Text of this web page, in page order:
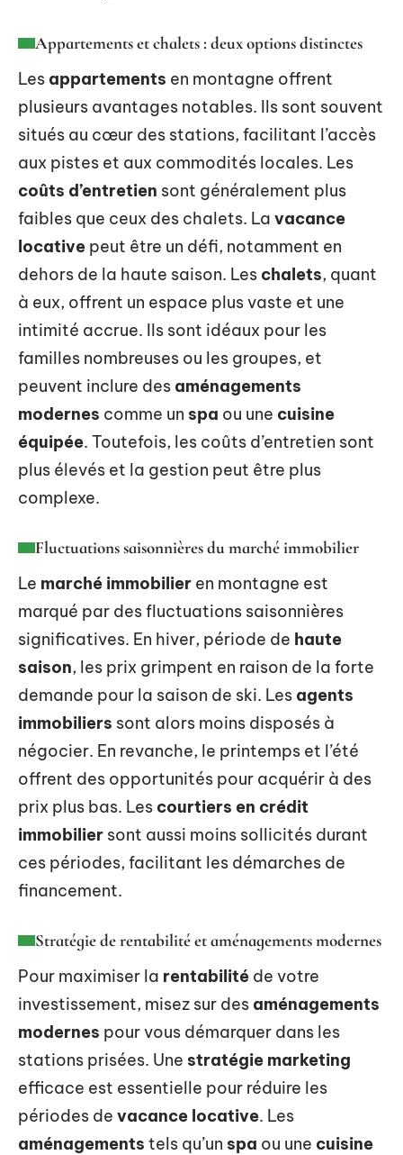
Appartements et chalets : deux options distinctes
Les appartements en montagne offrent
plusieurs avantages notables. Ils sont souvent
situés au cœur des stations, facilitant l’accès
aux pistes et aux commodités locales. Les
coûts d’entretien sont généralement plus
faibles que ceux des chalets. La vacance
locative peut être un défi, notamment en
dehors de la haute saison. Les chalets, quant
à eux, offrent un espace plus vaste et une
intimité accrue. Ils sont idéaux pour les
familles nombreuses ou les groupes, et
peuvent inclure des aménagements
modernes comme un spa ou une cuisine
équipée. Toutefois, les coûts d’entretien sont
plus élevés et la gestion peut être plus
complexe.
Fluctuations saisonnières du marché immobilier
Le marché immobilier en montagne est
marqué par des fluctuations saisonnières
significatives. En hiver, période de haute
saison, les prix grimpent en raison de la forte
demande pour la saison de ski. Les agents
immobiliers sont alors moins disposés à
négocier. En revanche, le printemps et l’été
offrent des opportunités pour acquérir à des
prix plus bas. Les courtiers en crédit
immobilier sont aussi moins sollicités durant
ces périodes, facilitant les démarches de
financement.
Stratégie de rentabilité et aménagements modernes
Pour maximiser la rentabilité de votre
investissement, misez sur des aménagements
modernes pour vous démarquer dans les
stations prisées. Une stratégie marketing
efficace est essentielle pour réduire les
périodes de vacance locative. Les
aménagements tels qu’un spa ou une cuisine